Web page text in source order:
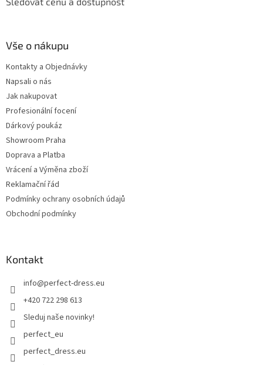
Vše o nákupu
Kontakty a Objednávky
Napsali o nás
Jak nakupovat
Profesionální focení
Dárkový poukáz
Showroom Praha
Doprava a Platba
Vrácení a Výměna zboží
Reklamační řád
Podmínky ochrany osobních údajů
Obchodní podmínky
Kontakt
info@perfect-dress.eu
+420 722 298 613
Sleduj naše novinky!
perfect_eu
perfect_dress.eu